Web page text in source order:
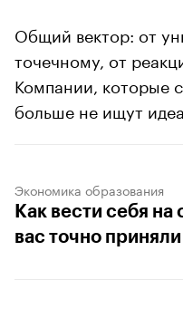
Общий вектор: от
точечному, от
Компании, которые
больше не ищут
Экономика образования
Как вести себя
вас точно приняли